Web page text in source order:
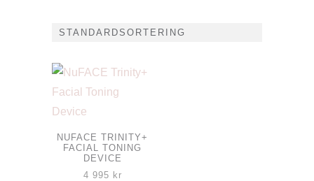
NUFACE TRINITY+
FACIAL TONING
DEVICE
4 995 kr